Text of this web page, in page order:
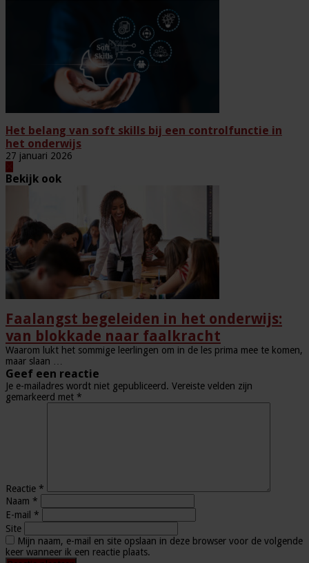
Het belang van soft skills bij een controlfunctie in
het onderwijs
27 januari 2026
Bekijk ook
Faalangst begeleiden in het onderwijs:
van blokkade naar faalkracht
Waarom lukt het sommige leerlingen om in de les prima mee te komen,
maar slaan …
Geef een reactie
Je e-mailadres wordt niet gepubliceerd. Vereiste velden zijn
gemarkeerd met *
Reactie *
Naam *
E-mail *
Site
Mijn naam, e-mail en site opslaan in deze browser voor de volgende
keer wanneer ik een reactie plaats.